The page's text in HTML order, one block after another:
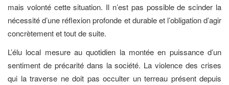
mais volonté cette situation. Il n’est pas possible de scinder la
nécessité d’une réflexion profonde et durable et l’obligation d’agir
concrètement et tout de suite.
L’élu local mesure au quotidien la montée en puissance d’un
sentiment de précarité dans la société. La violence des crises
qui la traverse ne doit pas occulter un terreau présent depuis